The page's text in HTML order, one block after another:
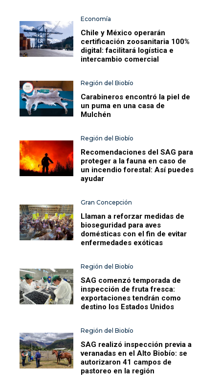
Economía
Chile y México operarán
certificación zoosanitaria 100%
digital: facilitará logística e
intercambio comercial
Región del Biobío
Carabineros encontró la piel de
un puma en una casa de
Mulchén
Región del Biobío
Recomendaciones del SAG para
proteger a la fauna en caso de
un incendio forestal: Así puedes
ayudar
Gran Concepción
Llaman a reforzar medidas de
bioseguridad para aves
domésticas con el fin de evitar
enfermedades exóticas
Región del Biobío
SAG comenzó temporada de
inspección de fruta fresca:
exportaciones tendrán como
destino los Estados Unidos
Región del Biobío
SAG realizó inspección previa a
veranadas en el Alto Biobío: se
autorizaron 41 campos de
pastoreo en la región